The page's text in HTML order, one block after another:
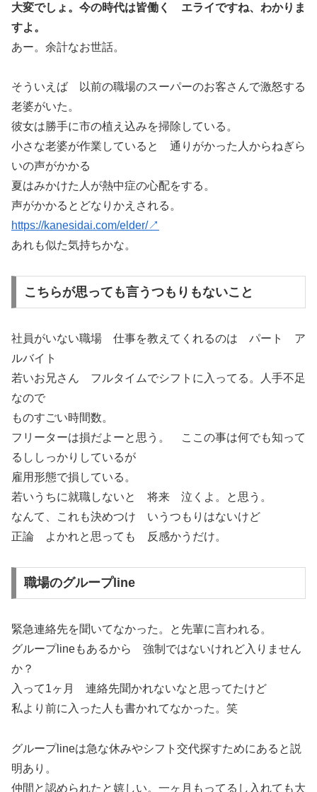
大変でしょ。今の時代は皆働く エライですね、わかりま
すよ。
あー。余計なお世話。
そういえば 以前の職場のスーパーのお客さんで激怒する
老婆がいた。
彼女は勝手に市の植え込みを掃除している。
小さな老婆が作業していると 通りがかった人からねぎら
いの声がかかる
夏はみかけた人が熱中症の心配をする。
声がかかるとどなりかえされる。
https://kanesidai.com/elder/↗
あれも似た気持ちかな。
こちらが思っても言うつもりもないこと
社員がいない職場 仕事を教えてくれるのは パート ア
ルバイト
若いお兄さん フルタイムでシフトに入ってる。人手不足
なので
ものすごい時間数。
フリーターは損だよーと思う。 ここの事は何でも知って
るししっかりしているが
雇用形態で損している。
若いうちに就職しないと 将来 泣くよ。と思う。
なんて、これも決めつけ いうつもりはないけど
正論 よかれと思っても 反感かうだけ。
職場のグループline
緊急連絡先を聞いてなかった。と先輩に言われる。
グループlineもあるから 強制ではないけれど入りません
か？
入って1ヶ月 連絡先聞かれないなと思ってたけど
私より前に入った人も書かれてなかった。笑
グループlineは急な休みやシフト交代探すためにあると説
明あり。
仲間と認められたと嬉しい。一ヶ月もってるし入れても大